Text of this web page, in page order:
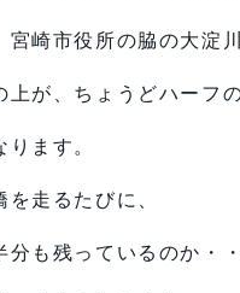
宮崎市役所の脇の大淀
上が、ちょうどハーフ
ます。
走るたびに、
分も残っているのか・・